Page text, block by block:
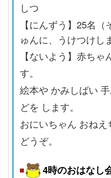
しつ
【にんずう】25名（
ゅんに、うけつけし
【ないよう】赤ち
す。
絵本や かみしばい
どを します。
おにいちゃん おね
どうぞ。
4時のおはなし